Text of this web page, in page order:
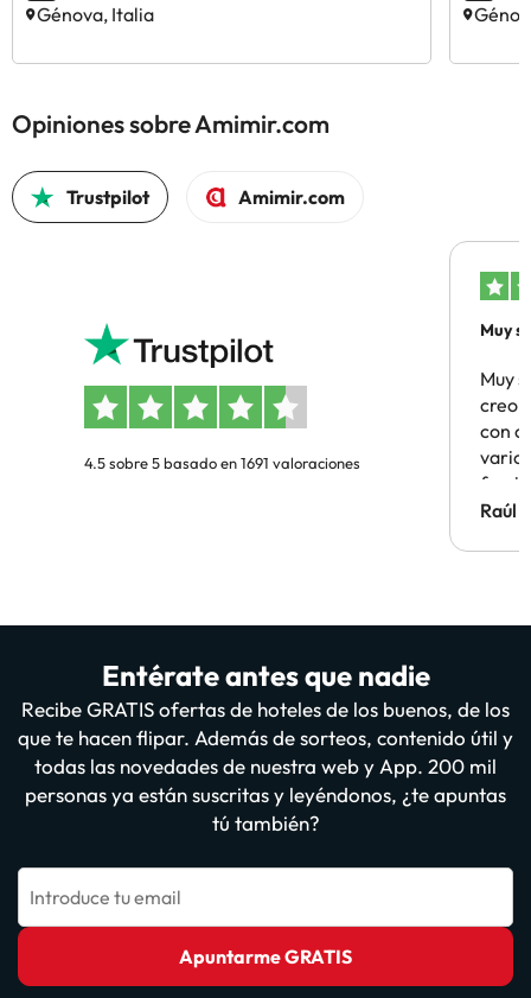
Génova, Italia
Opiniones sobre Amimir.com
Trustpilot Amimir.com
4.5 sobre 5 basado en 1691 valoraciones
Muy
Muy
creo
con
Hotel
Raúl
Entérate antes que nadie
Recibe GRATIS ofertas de hoteles de los buenos, de los
que te hacen flipar. Además de sorteos, contenido útil y
todas las novedades de nuestra web y App. 200 mil
personas ya están suscritas y leyéndonos, ¿te apuntas
tú también?
Introduce tu email
Apuntarme GRATIS